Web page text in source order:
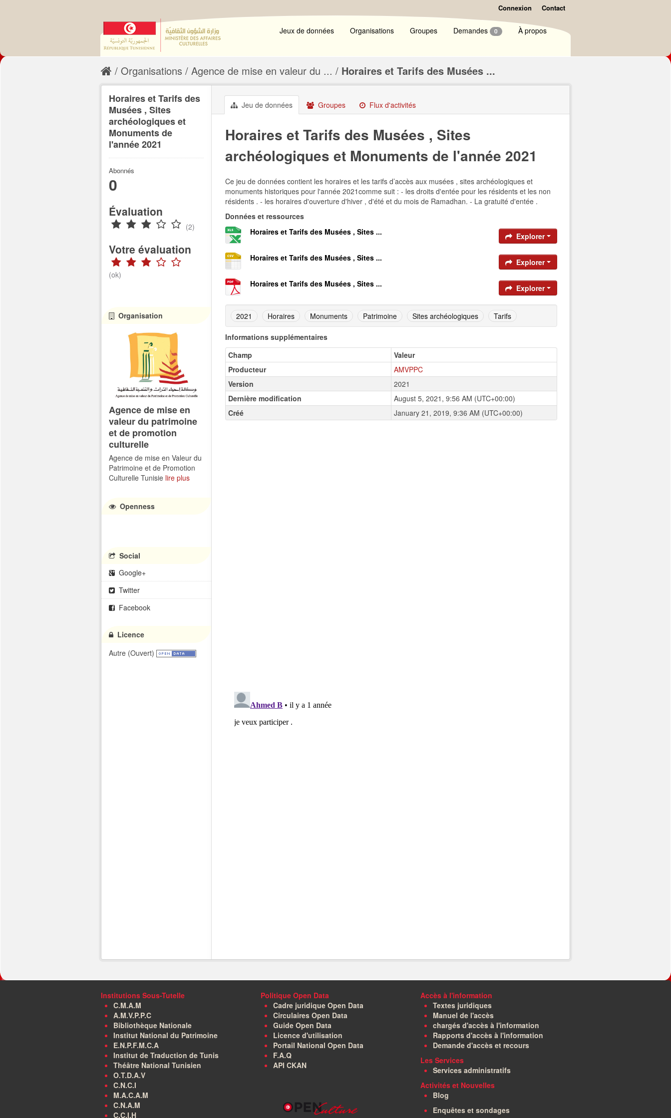
Connexion Contact
Jeux de données Organisations Groupes Demandes 0 À propos
Organisations Agence de mise en valeur du ... Horaires et Tarifs des Musées ...
Jeu de données Groupes Flux d'activités
Horaires et Tarifs des Musées , Sites
archéologiques et Monuments de l'année 2021
Ce jeu de données contient les horaires et les tarifs d’accès aux musées , sites archéologiques et
monuments historiques pour l'année 2021comme suit : - les droits d'entée pour les résidents et les non
résidents . - les horaires d'ouverture d'hiver , d'été et du mois de Ramadhan. - La gratuité d'entée .
Données et ressources
Horaires et Tarifs des Musées , Sites ...
Explorer
Horaires et Tarifs des Musées , Sites ... Explorer
Horaires et Tarifs des Musées , Sites ... Explorer
2021 Horaires Monuments Patrimoine Sites archéologiques Tarifs
Informations supplémentaires
Champ
Valeur
Producteur
AMVPPC
Version
2021
Dernière modification
August 5, 2021, 9:56 AM (UTC+00:00)
Créé
January 21, 2019, 9:36 AM (UTC+00:00)
Horaires et Tarifs des
Musées , Sites
archéologiques et
Monuments de
l'année 2021
Abonnés
0
Évaluation
(2)
Votre évaluation
(ok)
Organisation
Agence de mise en
valeur du patrimoine
et de promotion
culturelle
Agence de mise en Valeur du
Patrimoine et de Promotion
Culturelle Tunisie lire plus
Openness
Social
Google+
Twitter
Facebook
Licence
Autre (Ouvert)
Institutions Sous-Tutelle
C.M.A.M
A.M.V.P.P.C
Bibliothèque Nationale
Institut National du Patrimoine
E.N.P.F.M.C.A
Institut de Traduction de Tunis
Théâtre National Tunisien
O.T.D.A.V
C.N.C.I
M.A.C.A.M
C.N.A.M
C.C.I.H
Politique Open Data
Cadre juridique Open Data
Circulaires Open Data
Guide Open Data
Licence d'utilisation
Portail National Open Data
F.A.Q
API CKAN
Accès à l'information
Textes juridiques
Manuel de l'accès
chargés d'accès à l'information
Rapports d'accès à l'information
Demande d'accès et recours
Les Services
Services administratifs
Activités et Nouvelles
Blog
Enquêtes et sondages